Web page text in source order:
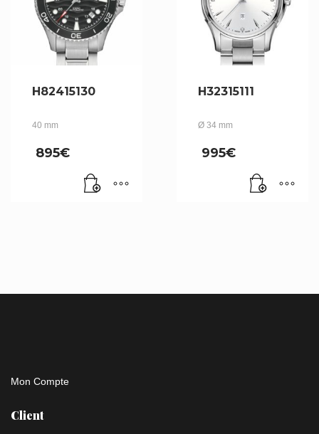
H82415130
40 mm
895€
H32315111
Ø 34 mm
995€
Mon Compte
Client